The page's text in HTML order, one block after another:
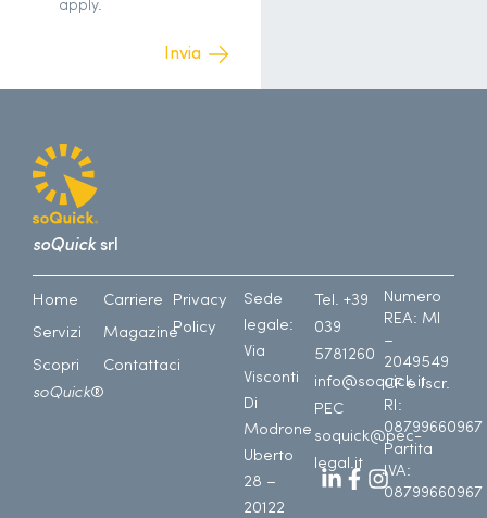
apply.
soQuicksrl
Home
Servizi
Scopri
soQuick®
Carriere
Magazine
Contattaci
Privacy
Policy
Sede
legale:
Via
Visconti
Di
Modrone
Uberto
28 –
20122
Tel. +39
039
5781260
info@soquick.it
PEC
soquick@pec-
legal.it
Numero
REA: MI
–
2049549
CF e Iscr.
RI:
08799660967
Partita
IVA:
08799660967